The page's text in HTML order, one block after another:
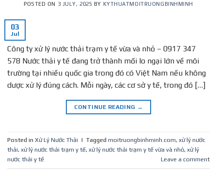
POSTED ON 3 JULY, 2025 BY KYTHUATMOITRUONGBINHMINH
03
Jul
Công ty xử lý nước thải trạm y tế vừa và nhỏ – 0917 347
578 Nước thải y tế đang trở thành mối lo ngại lớn về môi
trường tại nhiều quốc gia trong đó có Việt Nam nếu không
dược xử lý đúng cách. Mỗi ngày, các cơ sở y tế, trong đó […]
CONTINUE READING →
Posted in Xử Lý Nước Thải | Tagged moitruongbinhminh.com, xử lý nước
thải, xử lý nước thải trạm y tế, xử lý nước thải trạm y tế vừa và nhỏ, xử lý
nước thải y tế
Leave a comment